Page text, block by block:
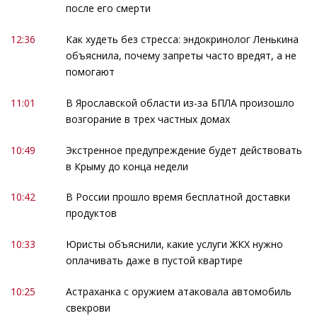
после его смерти
12:36
Как худеть без стресса: эндокринолог Ленькина
объяснила, почему запреты часто вредят, а не
помогают
11:01
В Ярославской области из-за БПЛА произошло
возгорание в трех частных домах
10:49
Экстренное предупреждение будет действовать
в Крыму до конца недели
10:42
В России прошло время бесплатной доставки
продуктов
10:33
Юристы объяснили, какие услуги ЖКХ нужно
оплачивать даже в пустой квартире
10:25
Астраханка с оружием атаковала автомобиль
свекрови